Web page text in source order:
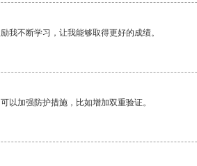
我不断学习，让我能够取得更好的成绩。
以加强防护措施，比如增加双重验证。